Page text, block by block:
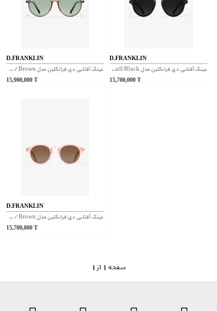
D.FRANKLIN
عینک آفتابی دی فرانکلین مدل D.franklin America Round Bronze / Brown
15,900,000T
D.FRANKLIN
عینک آفتابی دی فرانکلین مدل D.franklin Roller Round V2 Full Black
15,700,000 T
D.FRANKLIN
عینک آفتابی دی فرانکلین مدل D.franklin Roller Round V2 Peach / Brown
15,700,000T
1 صفحه 1 از